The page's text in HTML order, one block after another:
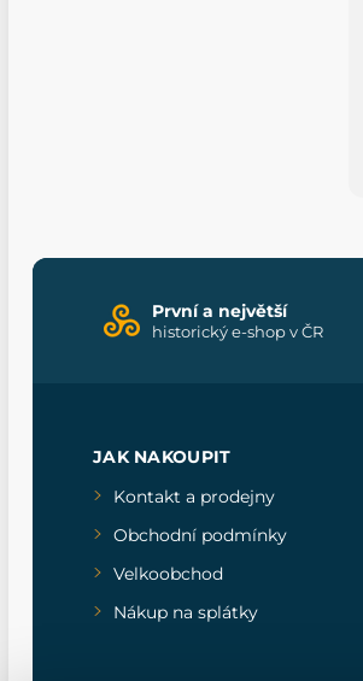
První a největší
historický e-shop v ČR
JAK NAKOUPIT
Kontakt a prodejny
Obchodní podmínky
Velkoobchod
Nákup na splátky